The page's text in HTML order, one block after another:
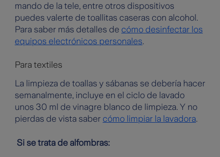
mando de la tele, entre otros dispositivos
puedes valerte de toallitas caseras con alcohol.
Para saber más detalles de cómo desinfectar los
equipos electrónicos personales.
Para textiles
La limpieza de toallas y sábanas se debería hacer
semanalmente, incluye en el ciclo de lavado
unos 30 ml de vinagre blanco de limpieza. Y no
pierdas de vista saber cómo limpiar la lavadora.
Si se trata de alfombras: